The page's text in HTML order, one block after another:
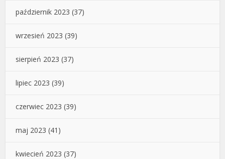
październik 2023 (37)
wrzesień 2023 (39)
sierpień 2023 (37)
lipiec 2023 (39)
czerwiec 2023 (39)
maj 2023 (41)
kwiecień 2023 (37)